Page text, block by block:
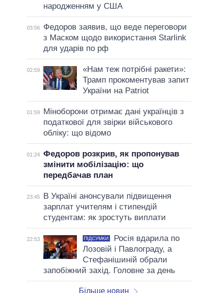
народженням у США
03:56
Федоров заявив, що веде переговори
з Маском щодо використання Starlink
для ударів по рф
02:59
«Нам теж потрібні ракети»:
Трамп прокоментував запит
України на Patriot
01:59
Міноборони отримає дані українців з
податкової для звірки військового
обліку: що відомо
01:24 Федоров розкрив, як пропонував
змінити мобілізацію: що
передбачав план
23:45
В Україні анонсували підвищення
зарплат учителям і стипендій
студентам: як зростуть виплати
22:53 ПІДСУМКИ
Росія вдарила по
Лозовій і Павлограду, а
Стефанішиній обрали
запобіжний захід. Головне за день
Більше новин